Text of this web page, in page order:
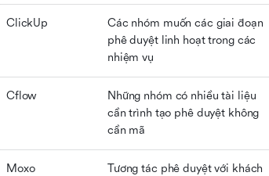
ClickUp
Các nhóm muốn các giai đoạn
phê duyệt linh hoạt trong các
nhiệm vụ
Cflow
Những nhóm có nhiều tài liệu
cần trình tạo phê duyệt không
cần mã
Moxo
Tương tác phê duyệt với khách